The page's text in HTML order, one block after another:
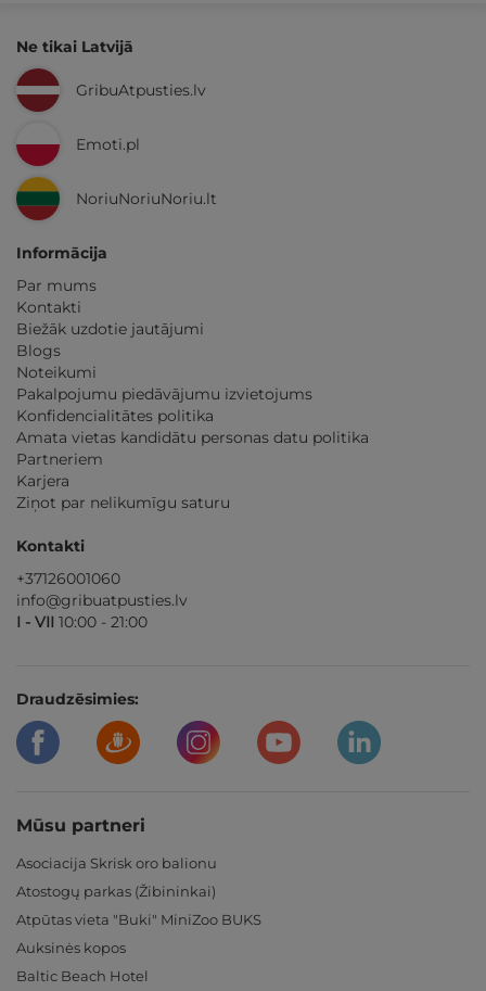
Ne tikai Latvijā
GribuAtpusties.lv
Emoti.pl
NoriuNoriuNoriu.lt
Informācija
Par mums
Kontakti
Biežāk uzdotie jautājumi
Blogs
Noteikumi
Pakalpojumu piedāvājumu izvietojums
Konfidencialitātes politika
Amata vietas kandidātu personas datu politika
Partneriem
Karjera
Ziņot par nelikumīgu saturu
Kontakti
+37126001060
info@gribuatpusties.lv
I - VII 10:00 - 21:00
Draudzēsimies:
Mūsu partneri
Asociacija Skrisk oro balionu
Atostogų parkas (Žibininkai)
Atpūtas vieta "Buki" MiniZoo BUKS
Auksinės kopos
Baltic Beach Hotel